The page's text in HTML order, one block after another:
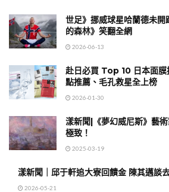
世足》挪威球星哈蘭德未
的森林》笑翻全網
2026-06-13
赴日必買 Top 10 日本面
點推薦、毛孔救星全上榜
2026-01-30
漾新聞|《夢幻威尼斯》藝
極致！
2025-03-19
漾新聞｜邱于軒追大寮回饋金 陳其邁談
2026-05-21